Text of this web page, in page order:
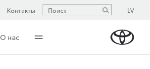
О нас
Контакты LV